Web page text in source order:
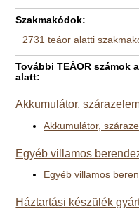
Szakmakódok:
2731 teáor alatti
További TEÁOR számok
alatt:
Akkumulátor,
Akkumulátor,
Egyéb villamos
Egyéb villamos
Háztartási készülék